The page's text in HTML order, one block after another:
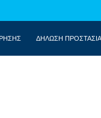
ΔΗΛΩΣΗ